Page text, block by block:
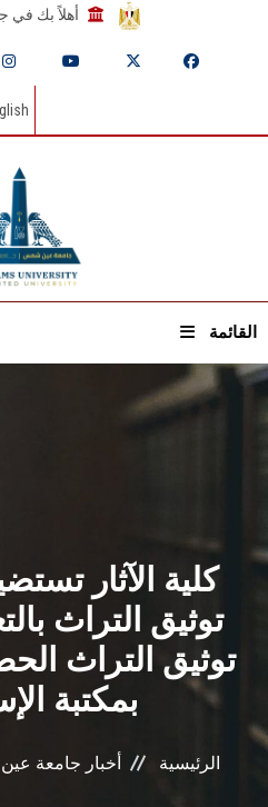
أهلاً بك
القائمة
كلية الآثار
توثيق التراث
توثيق التراث
بمكتبة
الرئيسية أخبار جامعة